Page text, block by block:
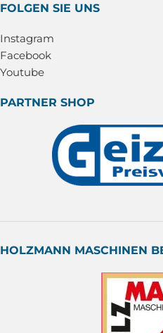
FOLGEN SIE UNS
Instagram
Facebook
Youtube
PARTNER SHOP
HOLZMANN MASCHINEN